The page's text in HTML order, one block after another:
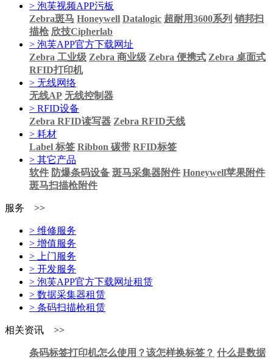
> 泡芙视频APP污板
Zebra斑马 Honeywell Datalogic 超耐用3600系列 销邦扫
描枪 欣技Cipherlab
> 泡芙APP官方下载网址
Zebra 工业级 Zebra 商业级 Zebra 便携式 Zebra 桌面式
RFID打印机
> 无线网络
无线AP 无线控制器
> RFID设备
Zebra RFID读写器 Zebra RFID天线
> 耗材
Label 标签 Ribbon 碳带 RFID标签
> 其它产品
软件 防爆条码设备 斑马采集器附件 Honeywell苹果附件
斑马扫描枪附件
服务 >>
> 维修服务
> 增值服务
> 上门服务
> 开发服务
> 泡芙APP官方下载网址租赁
> 数据采集器租赁
> 条码扫描枪租赁
相关资讯 >>
条码标签打印机怎么使用？该怎样换标签？ 什么是数据